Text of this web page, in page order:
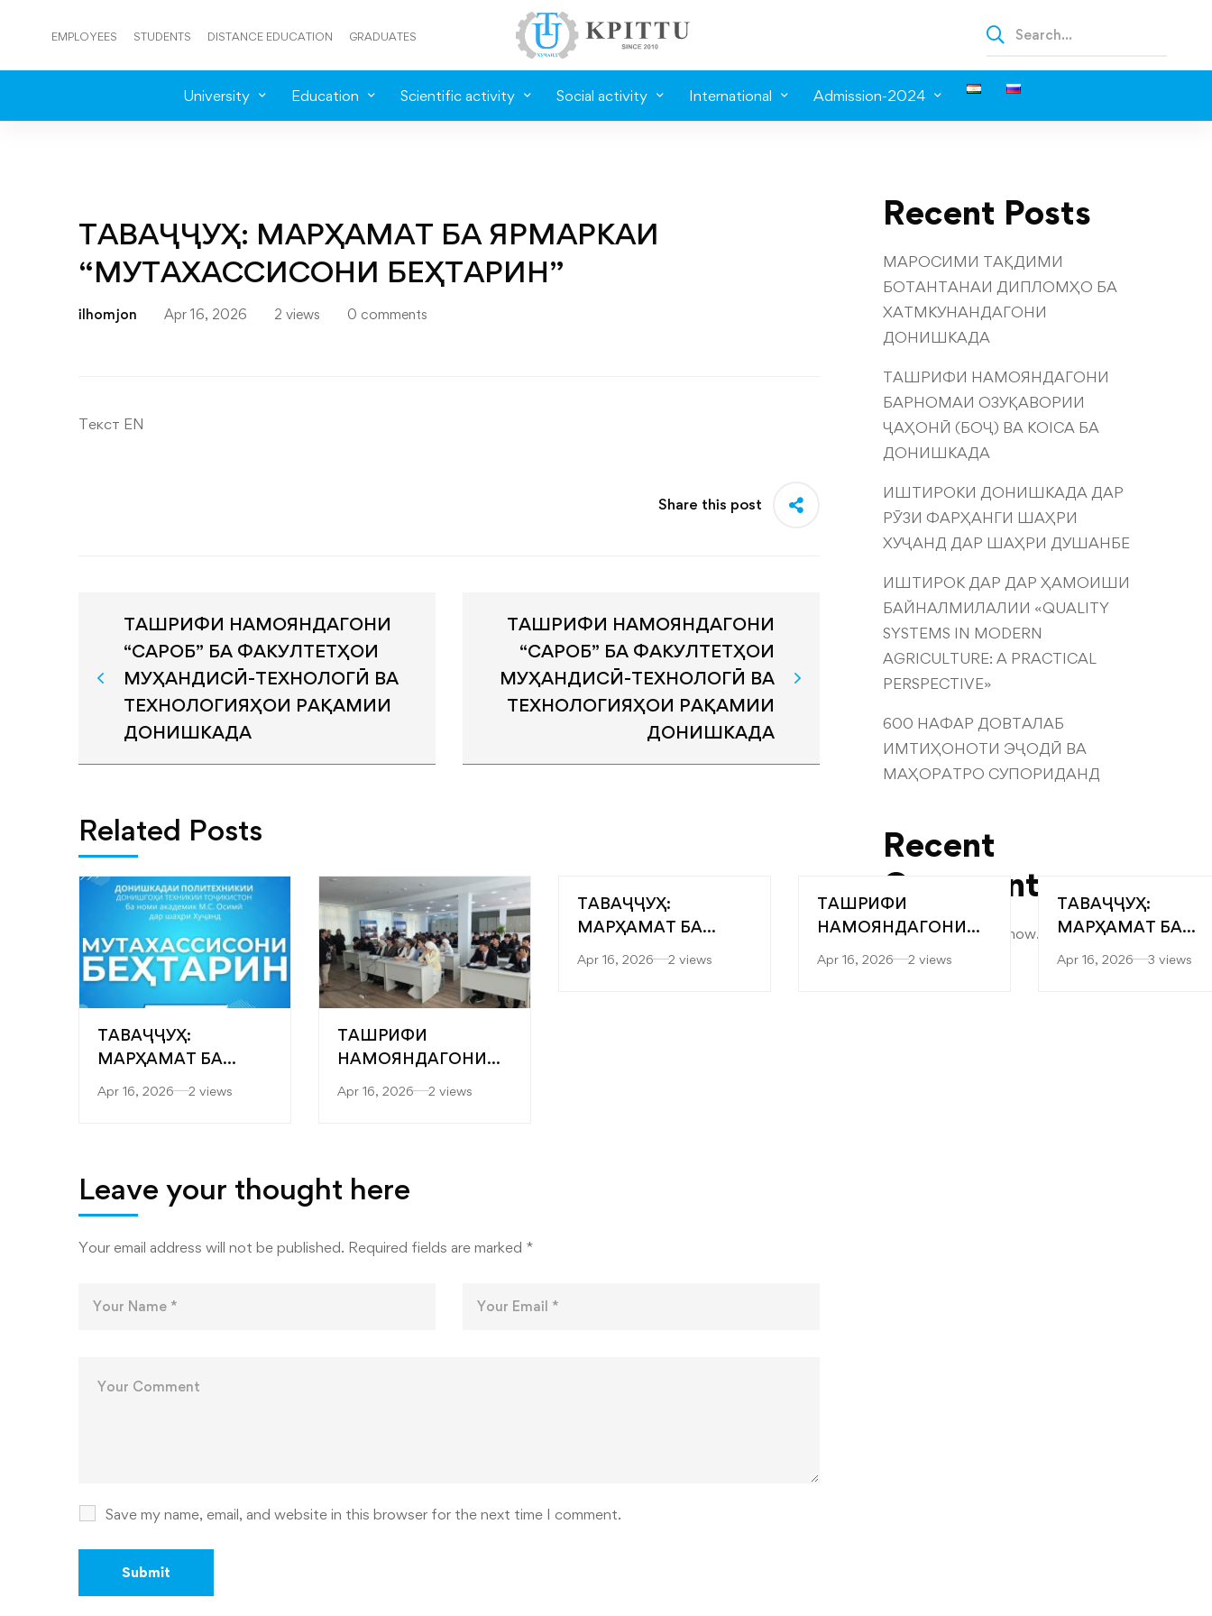
EMPLOYEES STUDENTS DISTANCE EDUCATION GRADUATES
University Education Scientific activity Social activity International Admission-2024
ТАВАҶҶУҲ: МАРҲАМАТ БА ЯРМАРКАИ
“МУТАХАССИСОНИ БЕҲТАРИН”
ilhomjon Apr 16, 2026 2 views 0 comments
Текст EN
Share this post
ТАШРИФИ НАМОЯНДАГОНИ
“САРОБ” БА ФАКУЛТЕТҲОИ
МУҲАНДИСӢ-ТЕХНОЛОГӢ ВА
ТЕХНОЛОГИЯҲОИ РАҚАМИИ
ДОНИШКАДА
ТАШРИФИ НАМОЯНДАГОНИ
“САРОБ” БА ФАКУЛТЕТҲОИ
МУҲАНДИСӢ-ТЕХНОЛОГӢ ВА
ТЕХНОЛОГИЯҲОИ РАҚАМИИ
ДОНИШКАДА
Related Posts
ТАВАҶҶУҲ:
МАРҲАМАТ БА
“МУТАХАССИСОНИ
Apr 16, 2026 2 views
ТАШРИФИ
НАМОЯНДАГОНИ
ФАКУЛТЕТҲОИ
ТЕХНОЛОГИЯҲОИ
РАҚАМИИ
Apr 16, 2026 2 views
ТАВАҶҶУҲ:
МАРҲАМАТ БА
“МУТАХАССИСОНИ
Apr 16, 2026 2 views
ТАШРИФИ
НАМОЯНДАГОНИ
ФАКУЛТЕТҲОИ
Apr 16, 2026 2 views
ТАВАҶҶУҲ:
МАРҲАМАТ БА
Apr 16, 2026 3 views
Leave your thought here
Your email address will not be published. Required fields are marked *
Save my name, email, and website in this browser for the next time I comment.
Recent Posts
МАРОСИМИ ТАҚДИМИ
БОТАНТАНАИ ДИПЛОМҲО БА
ХАТМКУНАНДАГОНИ
ДОНИШКАДА
ТАШРИФИ НАМОЯНДАГОНИ
БАРНОМАИ ОЗУҚАВОРИИ
ҶАҲОНӢ (БОҶ) ВА KOICA БА
ДОНИШКАДА
ИШТИРОКИ ДОНИШКАДА ДАР
РӮЗИ ФАРҲАНГИ ШАҲРИ
ХУҶАНД ДАР ШАҲРИ ДУШАНБЕ
ИШТИРОК ДАР ДАР ҲАМОИШИ
БАЙНАЛМИЛАЛИИ «QUALITY
SYSTEMS IN MODERN
AGRICULTURE: A PRACTICAL
PERSPECTIVE»
600 НАФАР ДОВТАЛАБ
ИМТИҲОНОТИ ЭҶОДӢ ВА
МАҲОРАТРО СУПОРИДАНД
Recent
Comments
No comments to show.